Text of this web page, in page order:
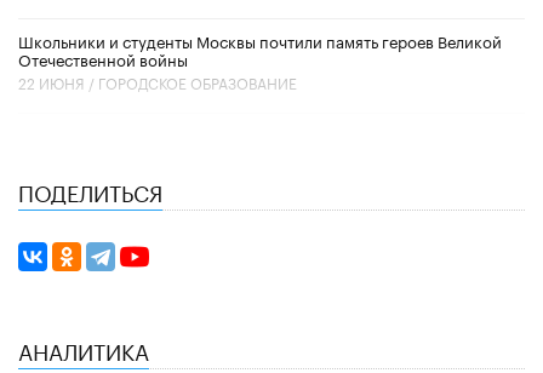
Школьники и студенты Москвы почтили память героев Великой
Отечественной войны
22 ИЮНЯ / ГОРОДСКОЕ ОБРАЗОВАНИЕ
ПОДЕЛИТЬСЯ
АНАЛИТИКА